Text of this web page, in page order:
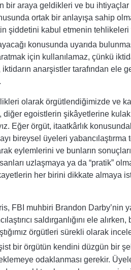
bir araya geldikleri ve bu ihtiyaçlar
ortak bir anlayışa sahip
şiddetini kabul etmenin tehlikeleri
konusunda uyarıda
için kullanılamaz, çünkü
iktidarın anarşistler tarafından ele
olarak örgütlendiğimizde ve
diğer egoistlerin şikâyetlerine
Eğer örgüt, itaatkârlık
bireysel üyeleri yabancılaştırma
eylemlerini ve bunların
uzlaşmaya ya da “pratik”
her birini dikkate almaya
FBI muhbiri Brandon Darby’nin
saldırganlığını ele
örgütleri sürekli olarak
bir örgütün kendini düzgün bir
odaklanması gerekir.